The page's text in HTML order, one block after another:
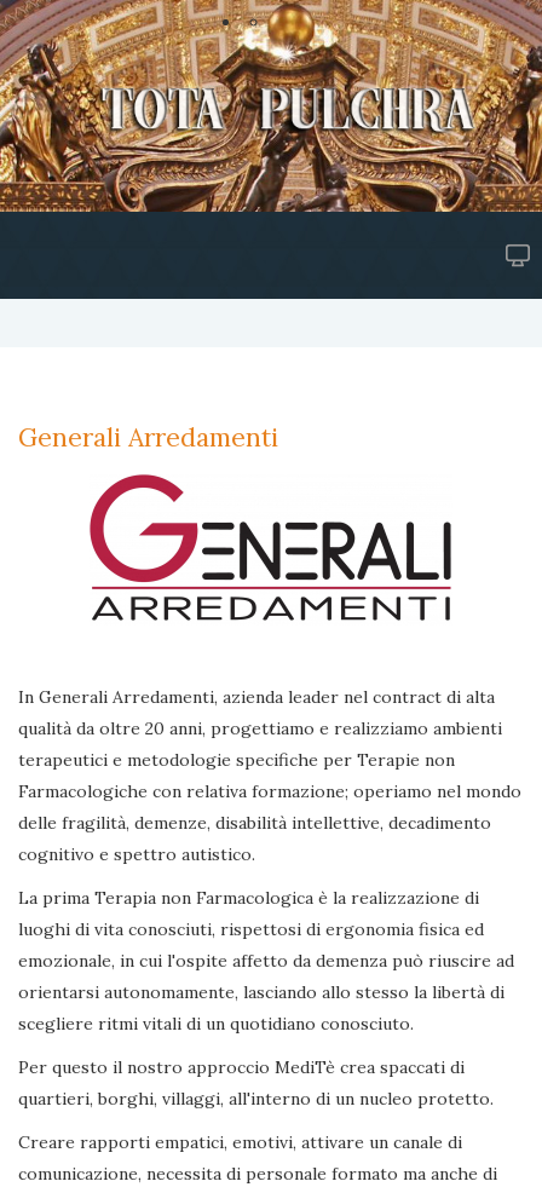
Generali Arredamenti
In Generali Arredamenti, azienda leader nel contract di alta
qualità da oltre 20 anni, progettiamo e realizziamo ambienti
terapeutici e metodologie specifiche per Terapie non
Farmacologiche con relativa formazione; operiamo nel mondo
delle fragilità, demenze, disabilità intellettive, decadimento
cognitivo e spettro autistico.
La prima Terapia non Farmacologica è la realizzazione di
luoghi di vita conosciuti, rispettosi di ergonomia fisica ed
emozionale, in cui l'ospite affetto da demenza può riuscire ad
orientarsi autonomamente, lasciando allo stesso la libertà di
scegliere ritmi vitali di un quotidiano conosciuto.
Per questo il nostro approccio MediTè crea spaccati di
quartieri, borghi, villaggi, all'interno di un nucleo protetto.
Creare rapporti empatici, emotivi, attivare un canale di
comunicazione, necessita di personale formato ma anche di